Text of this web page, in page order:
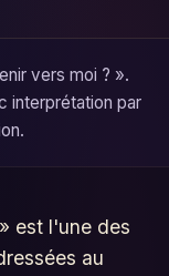
vers moi ? ».
interprétation par
est l'une des
au